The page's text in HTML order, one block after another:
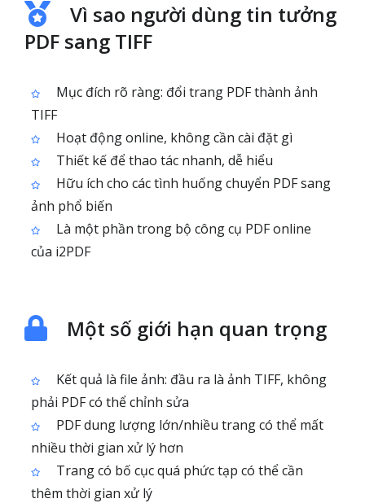
Vì sao người dùng tin tưởng
PDF sang TIFF
Mục đích rõ ràng: đổi trang PDF thành ảnh
TIFF
Hoạt động online, không cần cài đặt gì
Thiết kế để thao tác nhanh, dễ hiểu
Hữu ích cho các tình huống chuyển PDF sang
ảnh phổ biến
Là một phần trong bộ công cụ PDF online
của i2PDF
Một số giới hạn quan trọng
Kết quả là file ảnh: đầu ra là ảnh TIFF, không
phải PDF có thể chỉnh sửa
PDF dung lượng lớn/nhiều trang có thể mất
nhiều thời gian xử lý hơn
Trang có bố cục quá phức tạp có thể cần
thêm thời gian xử lý